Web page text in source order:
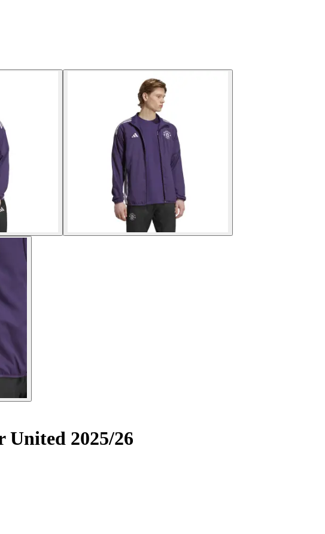
United 2025/26